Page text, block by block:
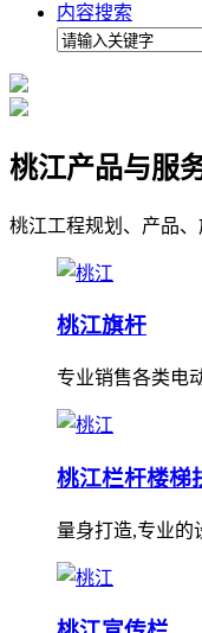
内容搜索
桃江产品与服
桃江工程规划、产品
桃江旗杆
专业销售各类电
桃江栏杆楼梯
量身打造,专业的